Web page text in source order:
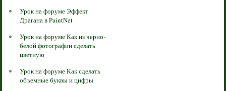
Урок на форуме Эффект
Драгана в PaintNet
Урок на форуме Как из черно-
белой фотографии сделать
цветную
Урок на форуме Как сделать
объемные буквы и цифры